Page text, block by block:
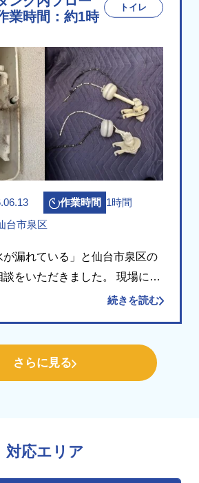
業時間：約1時
トイレ
作業時間 1時間
台市泉区
が漏れている」と仙台市泉区の
をいただきました。 現場にお
たところ、便器内へチョロチョ
続きを読む
さらに見る
対応エリア